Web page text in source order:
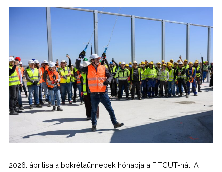
2026. áprilisa a bokrétaünnepek hónapja a FITOUT-nál. A